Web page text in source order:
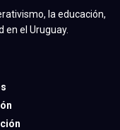
la educación,
en el Uruguay.